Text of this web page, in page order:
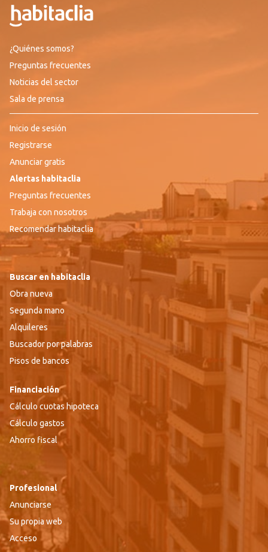
¿Quiénes somos?
Preguntas frecuentes
Noticias del sector
Sala de prensa
Inicio de sesión
Registrarse
Anunciar gratis
Alertas habitaclia
Preguntas frecuentes
Trabaja con nosotros
Recomendar habitaclia
Buscar en habitaclia
Obra nueva
Segunda mano
Alquileres
Buscador por palabras
Pisos de bancos
Financiación
Cálculo cuotas hipoteca
Cálculo gastos
Ahorro fiscal
Profesional
Anunciarse
Su propia web
Acceso